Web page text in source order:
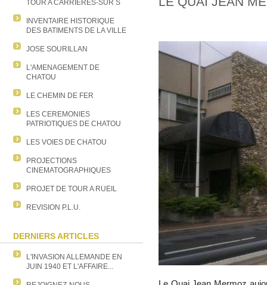
TOUR A CARRIERES-SUR S
INVENTAIRE HISTORIQUE
DES BATIMENTS DE LA VILLE
JOSE SOURILLAN
L'AMENAGEMENT DE
CHATOU
LE CHEMIN DE FER
LES CEREMONIES
PATRIOTIQUES DE CHATOU
LES VOIES DE CHATOU
PROJECTIONS
CINEMATOGRAPHIQUES
PROJET DE TOUR A RUEIL
REVISION P.L.U.
DERNIERS ARTICLES
L'INVASION ALLEMANDE EN
JUIN 1940 ET L'AFFAIRE...